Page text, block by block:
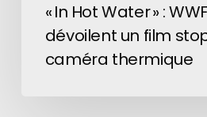
caméra
« In Hot Water » :
dévoilent un film
caméra thermique